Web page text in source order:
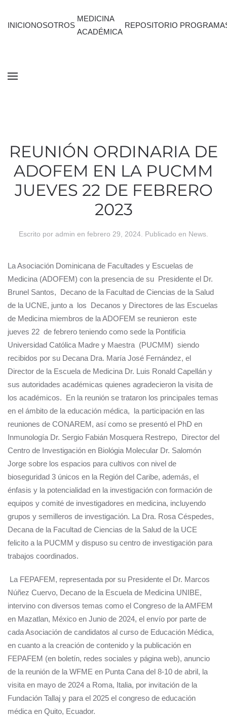
INICIONOSOTROS
MEDICINA
ACADÉMICA
REPOSITORIO
REUNIÓN ORDINARIA DE
ADOFEM EN LA PUCMM
JUEVES 22 DE FEBRERO
2023
Escrito por admin en febrero 29, 2024 . Publicado en News
La Asociación Dominicana de Facultades y Escuelas de
Medicina (ADOFEM) con la presencia de su Presidente el Dr.
Brunel Santos, Decano de la Facultad de Ciencias de la Salud
de la UCNE, junto a los Decanos y Directores de las Escuelas
de Medicina miembros de la ADOFEM se reunieron este
jueves 22 de febrero teniendo como sede la Pontificia
Universidad Católica Madre y Maestra (PUCMM) siendo
recibidos por su Decana Dra. María José Fernández, el
Director de la Escuela de Medicina Dr. Luis Ronald Capellán y
sus autoridades académicas quienes agradecieron la visita de
los académicos. En la reunión se trataron los principales temas
en el ámbito de la educación médica, la participación en las
reuniones de CONAREM, así como se presentó el PhD en
Inmunología Dr. Sergio Fabián Mosquera Restrepo, Director del
Centro de Investigación en Biológia Molecular Dr. Salomón
Jorge sobre los espacios para cultivos con nivel de
bioseguridad 3 únicos en la Región del Caribe, además, el
énfasis y la potencialidad en la investigación con formación de
equipos y comité de investigadores en medicina, incluyendo
grupos y semilleros de investigación. La Dra. Rosa Céspedes,
Decana de la Facultad de Ciencias de la Salud de la UCE
felicito a la PUCMM y dispuso su centro de investigación para
trabajos coordinados.
La FEPAFEM, representada por su Presidente el Dr. Marcos
Núñez Cuervo, Decano de la Escuela de Medicina UNIBE,
intervino con diversos temas como el Congreso de la AMFEM
en Mazatlan, México en Junio de 2024, el envío por parte de
cada Asociación de candidatos al curso de Educación Médica,
en cuanto a la creación de contenido y la publicación en
FEPAFEM (en boletín, redes sociales y página web), anuncio
de la reunión de la WFME en Punta Cana del 8-10 de abril, la
visita en mayo de 2024 a Roma, Italia, por invitación de la
Fundación Tallaj y para el 2025 el congreso de educación
médica en Quito, Ecuador.